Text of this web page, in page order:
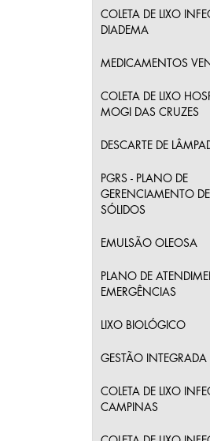
COLETA DE LIXO
DIADEMA
MEDICAMENTOS
COLETA DE LIXO
MOGI DAS CRUZES
DESCARTE DE
PGRS - PLANO DE
GERENCIAMENTO
SÓLIDOS
EMULSÃO OLEOSA
PLANO DE
EMERGÊNCIAS
LIXO BIOLÓGICO
GESTÃO INTEGRADA
COLETA DE LIXO
CAMPINAS